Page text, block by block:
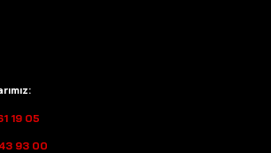
19 05
93 00